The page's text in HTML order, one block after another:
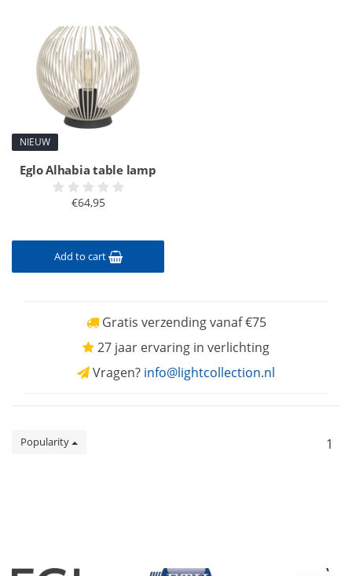
NIEUW
Eglo Alhabia table lamp
€64,95
Add to cart
Gratis verzending vanaf €75
27 jaar ervaring in verlichting
Vragen? info@lightcollection.nl
Popularity 1